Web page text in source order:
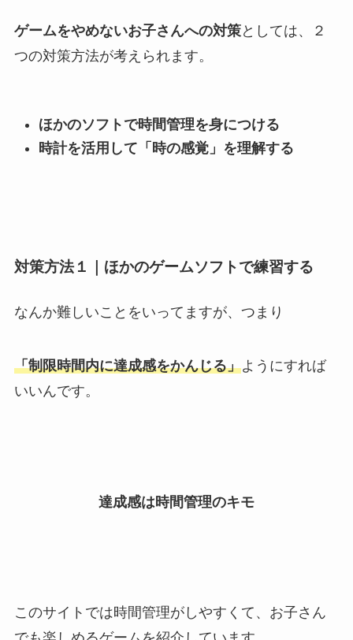
ゲームをやめないお子さんへの対策としては、２
つの対策方法が考えられます。
ほかのソフトで時間管理を身につける
時計を活用して「時の感覚」を理解する
対策方法１｜ほかのゲームソフトで練習する
なんか難しいことをいってますが、つまり
「制限時間内に達成感をかんじる」ようにすれば
いいんです。
達成感は時間管理のキモ
このサイトでは時間管理がしやすくて、お子さん